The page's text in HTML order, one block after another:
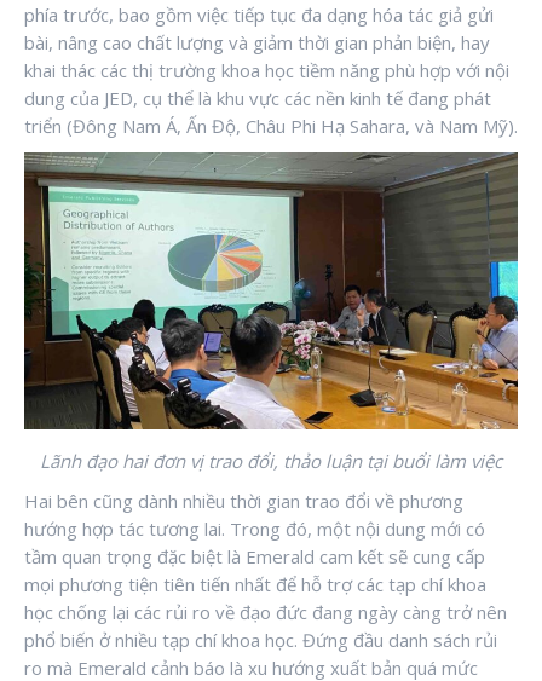
phía trước, bao gồm việc tiếp tục đa dạng hóa tác giả gửi
bài, nâng cao chất lượng và giảm thời gian phản biện, hay
khai thác các thị trường khoa học tiềm năng phù hợp với nội
dung của JED, cụ thể là khu vực các nền kinh tế đang phát
triển (Đông Nam Á, Ấn Độ, Châu Phi Hạ Sahara, và Nam Mỹ).
Lãnh đạo hai đơn vị trao đổi, thảo luận tại buổi làm việc
Hai bên cũng dành nhiều thời gian trao đổi về phương
hướng hợp tác tương lai. Trong đó, một nội dung mới có
tầm quan trọng đặc biệt là Emerald cam kết sẽ cung cấp
mọi phương tiện tiên tiến nhất để hỗ trợ các tạp chí khoa
học chống lại các rủi ro về đạo đức đang ngày càng trở nên
phổ biến ở nhiều tạp chí khoa học. Đứng đầu danh sách rủi
ro mà Emerald cảnh báo là xu hướng xuất bản quá mức